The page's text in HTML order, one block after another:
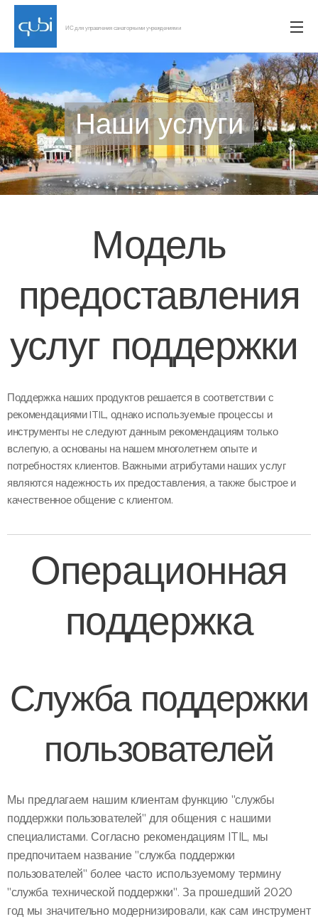
ИС для управления санаторными учреждениями
Наши услуги
Модель
предоставления
услуг поддержки
Поддержка наших продуктов решается в соответствии с
рекомендациями ITIL, однако используемые процессы и
инструменты не следуют данным рекомендациям только
вслепую, а основаны на нашем многолетнем опыте и
потребностях клиентов. Важными атрибутами наших услуг
являются надежность их предоставления, а также быстрое и
качественное общение с клиентом.
Операционная
поддержка
Служба поддержки
пользователей
Мы предлагаем нашим клиентам функцию "службы
поддержки пользователей" для общения с нашими
специалистами. Согласно рекомендациям ITIL, мы
предпочитаем название "служба поддержки
пользователей" более часто используемому термину
"служба технической поддержки". За прошедший 2020
год мы значительно модернизировали, как сам инструмент